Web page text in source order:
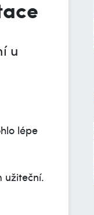
u
lépe
užiteční.